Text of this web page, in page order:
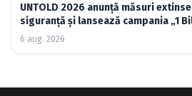
UNTOLD 2026 anunță măsuri
siguranță și lansează campania „1
Good”
6 aug. 2026